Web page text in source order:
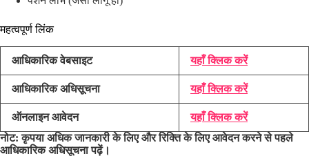
महत्वपूर्ण लिंक
आधिकारिक वेबसाइट यहाँ क्लिक करें
आधिकारिक अधिसूचना यहाँ क्लिक करें
ऑनलाइन आवेदन
यहाँ क्लिक करें
नोट: कृपया अधिक जानकारी के लिए और रिक्ति के लिए आवेदन करने से पहले
आधिकारिक अधिसूचना पढ़ें।